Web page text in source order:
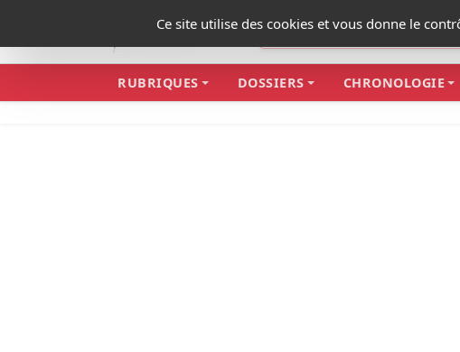
Ce site utilise des cookies et vous donne le
RUBRIQUES DOSSIERS CHRONOLOGIE